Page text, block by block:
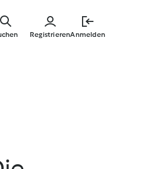
RegistrierenAnmelden